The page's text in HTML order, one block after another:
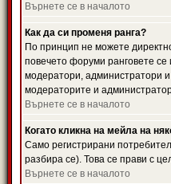
Върнете се в началото
Как да си променя ранга?
По принцип не можете
повечето форуми ранговете
модератори, администратори
модераторите и
Върнете се в началото
Когато кликна на мейла на
Само регистрирани
разбира се). Това се прави с
Върнете се в началото